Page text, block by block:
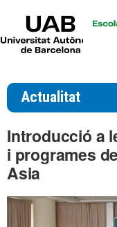
Actualitat
Introducció a
i programes
Asia